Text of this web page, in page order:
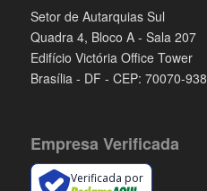
Setor de Autarquias Sul
Quadra 4, Bloco A - Sala 207
Edifício Victória Office Tower
Brasília - DF - CEP: 70070-938
Empresa Verificada
Verificada por